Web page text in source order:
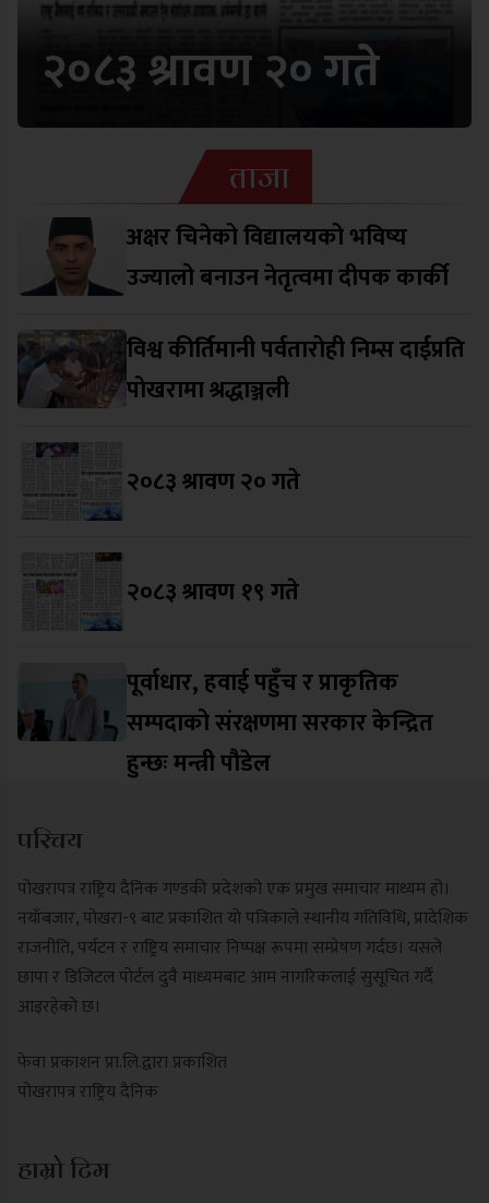
२०८३ श्रावण २० गते
ताजा
अक्षर चिनेको विद्यालयको भविष्य
उज्यालो बनाउन नेतृत्वमा दीपक कार्की
विश्व कीर्तिमानी पर्वतारोही निम्स दाईप्रति
पोखरामा श्रद्धाञ्जली
२०८३ श्रावण २० गते
२०८३ श्रावण १९ गते
पूर्वाधार, हवाई पहुँच र प्राकृतिक
सम्पदाको संरक्षणमा सरकार केन्द्रित
हुन्छः मन्त्री पौडेल
परिचय
पोखरापत्र राष्ट्रिय दैनिक गण्डकी प्रदेशको एक प्रमुख समाचार माध्यम हो।
नयाँबजार, पोखरा-९ बाट प्रकाशित यो पत्रिकाले स्थानीय गतिविधि, प्रादेशिक
राजनीति, पर्यटन र राष्ट्रिय समाचार निष्पक्ष रूपमा सम्प्रेषण गर्दछ। यसले
छापा र डिजिटल पोर्टल दुवै माध्यमबाट आम नागरिकलाई सुसूचित गर्दै
आइरहेको छ।
फेवा प्रकाशन प्रा.लि.द्वारा प्रकाशित
पोखरापत्र राष्ट्रिय दैनिक
हाम्रो टिम